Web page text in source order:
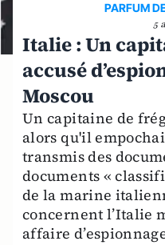
PARFUM
5
Italie : Un
accusé
Moscou
Un capitaine de
alors qu'il
transmis des
documents «
de la marine
concernent l’Italie
affaire